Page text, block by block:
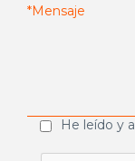
He leído y